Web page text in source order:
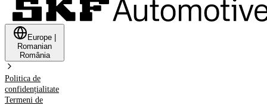
Europe
Romanian
România
Politica de
confidențialitate
Termeni de